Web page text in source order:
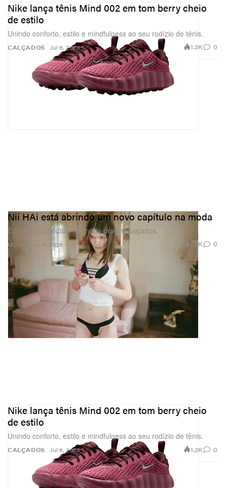
CALÇADOS
Nike lança tênis Mind 002 em tom berry cheio
de estilo
Unindo conforto, estilo e mindfulness ao seu rodízio de tênis.
Jul 6, 2026 1.2K 0
MODA
Nii HAi está abrindo um novo capítulo na moda
Com peças inéditas de moda praia e calçados.
Jul 6, 2026 1.8K 0
CALÇADOS
Nike lança tênis Mind 002 em tom berry cheio
de estilo
Unindo conforto, estilo e mindfulness ao seu rodízio de tênis.
Jul 6, 2026 1.2K 0